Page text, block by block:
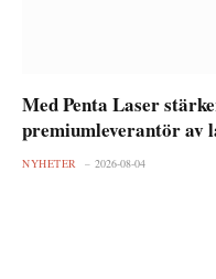
Med Penta Laser
premiumleverantör av
NYHETER 2026-08-04